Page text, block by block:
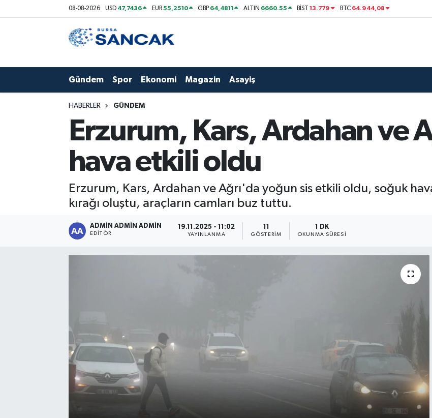
08-08-2026 USD 47,7436 EUR55,2510 GBP 64,4811 ALTIN 6660.55 BİST13.779 BTC 64.944,08
Gündem Spor Ekonomi Magazin Asayiş
HABERLER GÜNDEM
Erzurum, Kars, Ardahan ve
hava etkili oldu
Erzurum, Kars, Ardahan ve Ağrı'da yoğun sis etkili oldu, soğuk
kırağı oluştu, araçların camları buz tuttu.
ADMİN ADMİN ADMİN
EDITÖR
19.11.2025 - 11:02
YAYINLANMA GÖSTERIM
1 DK
OKUNMA SÜRESI
Hava Durumu
Son Dakika Haberleri